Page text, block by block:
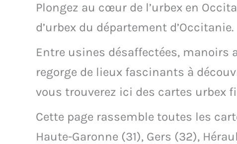
Plongez au cœur de l’urbex en
d’urbex du département d’Occitanie.
Entre usines désaffectées, manoirs
regorge de lieux fascinants à
vous trouverez ici des cartes urbex
Cette page rassemble toutes les
Haute-Garonne (31), Gers (32),